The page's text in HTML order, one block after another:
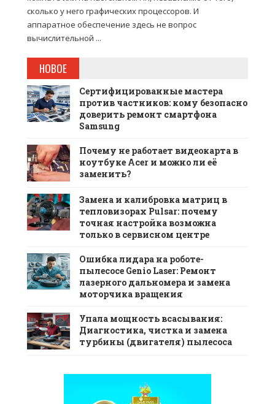
сколько у него графических процессоров. И
аппаратное обеспечение здесь не вопрос
вычислительной ...
НОВОЕ
Сертифицированные мастера
против частников: кому безопасно
доверить ремонт смартфона
Samsung
Почему не работает видеокарта в
ноутбуке Acer и можно ли её
заменить?
Замена и калибровка матриц в
тепловизорах Pulsar: почему
точная настройка возможна
только в сервисном центре
Ошибка лидара на роботе-
пылесосе Genio Laser: Ремонт
лазерного дальномера и замена
моторчика вращения
Упала мощность всасывания:
Диагностика, чистка и замена
турбины (двигателя) пылесоса